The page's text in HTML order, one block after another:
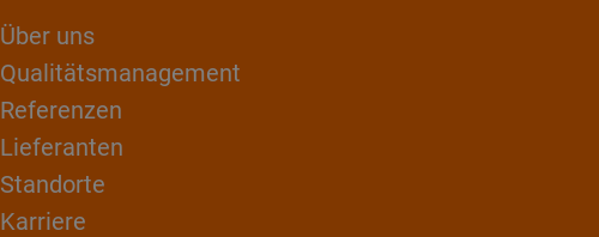
Über uns
Qualitätsmanagement
Referenzen
Lieferanten
Standorte
Karriere